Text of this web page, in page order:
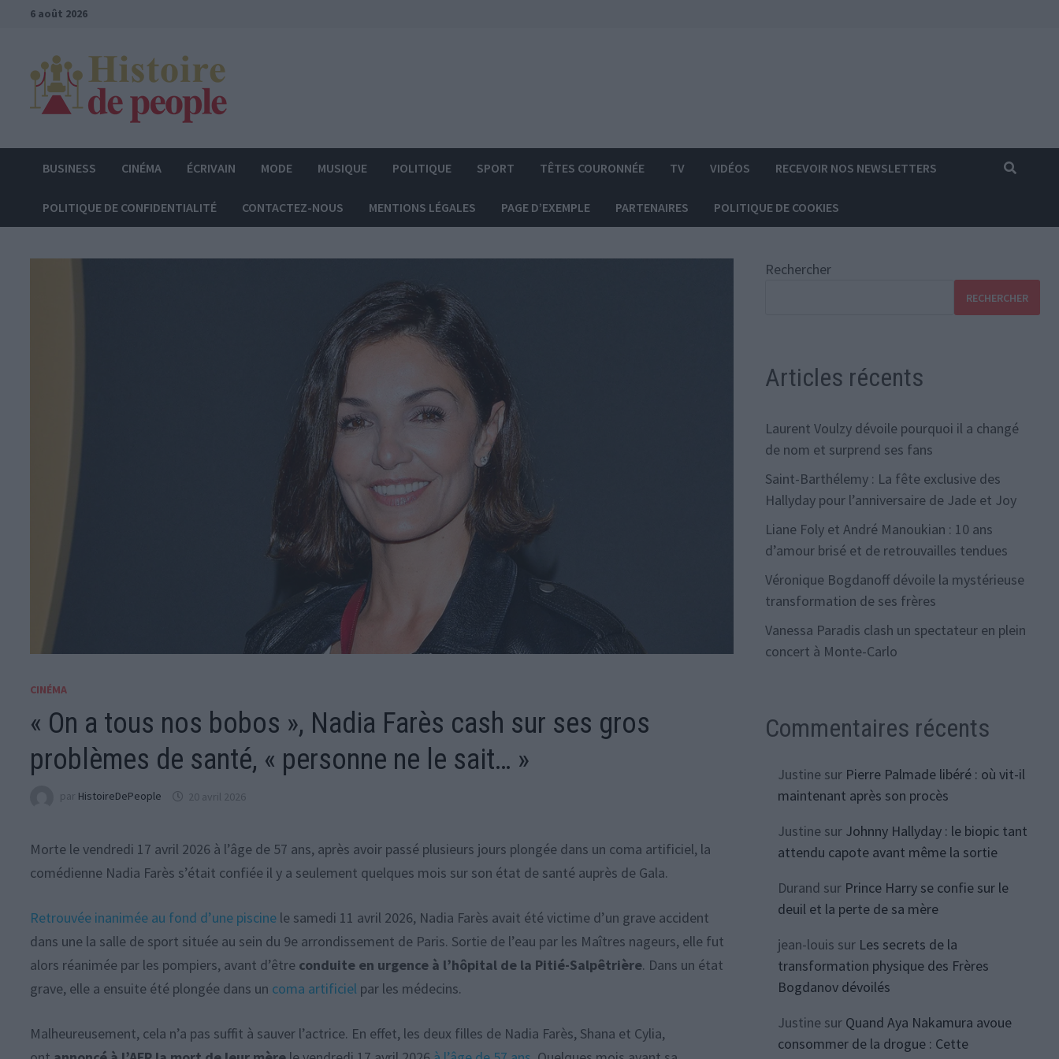
Passer6 août 2026
BUSINESS CINÉMA ÉCRIVAIN MODE MUSIQUE POLITIQUE SPORT TÊTES COURONNÉE TV VIDÉOS RECEVOIR NOS NEWSLETTERS
POLITIQUE DE CONFIDENTIALITÉ CONTACTEZ-NOUS MENTIONS LÉGALES PAGE D’EXEMPLE PARTENAIRES POLITIQUE DE COOKIES
CINÉMA
« On a tous nos bobos », Nadia Farès cash sur ses gros
problèmes de santé, « personne ne le sait… »
par HistoireDePeople 20 avril 2026
Morte le vendredi 17 avril 2026 à l’âge de 57 ans, après avoir passé plusieurs jours plongée dans un coma artificiel, la
comédienne Nadia Farès s’était confiée il y a seulement quelques mois sur son état de santé auprès de Gala.
Retrouvée inanimée au fond d’une piscine le samedi 11 avril 2026, Nadia Farès avait été victime d’un grave accident
dans une la salle de sport située au sein du 9e arrondissement de Paris. Sortie de l’eau par les Maîtres nageurs, elle fut
alors réanimée par les pompiers, avant d’être conduite en urgence à l’hôpital de la Pitié-Salpêtrière. Dans un état
grave, elle a ensuite été plongée dans un coma artificiel par les médecins.
Malheureusement, cela n’a pas suffit à sauver l’actrice. En effet, les deux filles de Nadia Farès, Shana et Cylia,
Rechercher
RECHERCHER
Articles récents
Laurent Voulzy dévoile pourquoi il a changé
de nom et surprend ses fans
Saint-Barthélemy : La fête exclusive des
Hallyday pour l’anniversaire de Jade et Joy
Liane Foly et André Manoukian : 10 ans
d’amour brisé et de retrouvailles tendues
Véronique Bogdanoff dévoile la mystérieuse
transformation de ses frères
Vanessa Paradis clash un spectateur en plein
concert à Monte-Carlo
Commentaires récents
Justinesur Pierre Palmade libéré : où vit-il
maintenant après son procès
Justinesur Johnny Hallyday : le biopic tant
attendu capote avant même la sortie
Durand sur Prince Harry se confie sur le
deuil et la perte de sa mère
jean-louis sur Les secrets de la
transformation physique des Frères
Bogdanov dévoilés
Justinesur Quand Aya Nakamura avoue
consommer de la drogue : Cette